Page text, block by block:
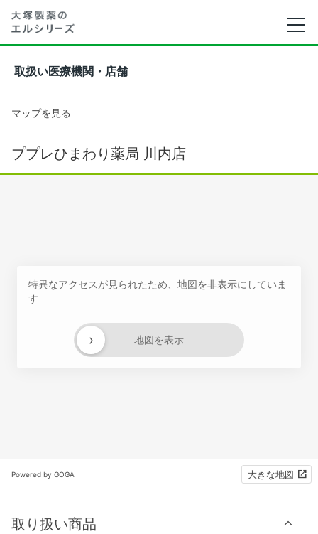
取扱い医療機関・店舗
マップを見る
ププレひまわり薬局 川内店
特異なアクセスが見られたため、地図を非表示にしていま
す
地図を表示
›
Powered by GOGA 大きな地図
取り扱い商品